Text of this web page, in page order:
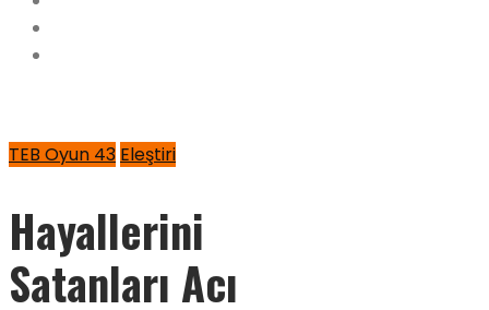
TEB Oyun 43 Eleştiri
Hayallerini
Satanları Acı